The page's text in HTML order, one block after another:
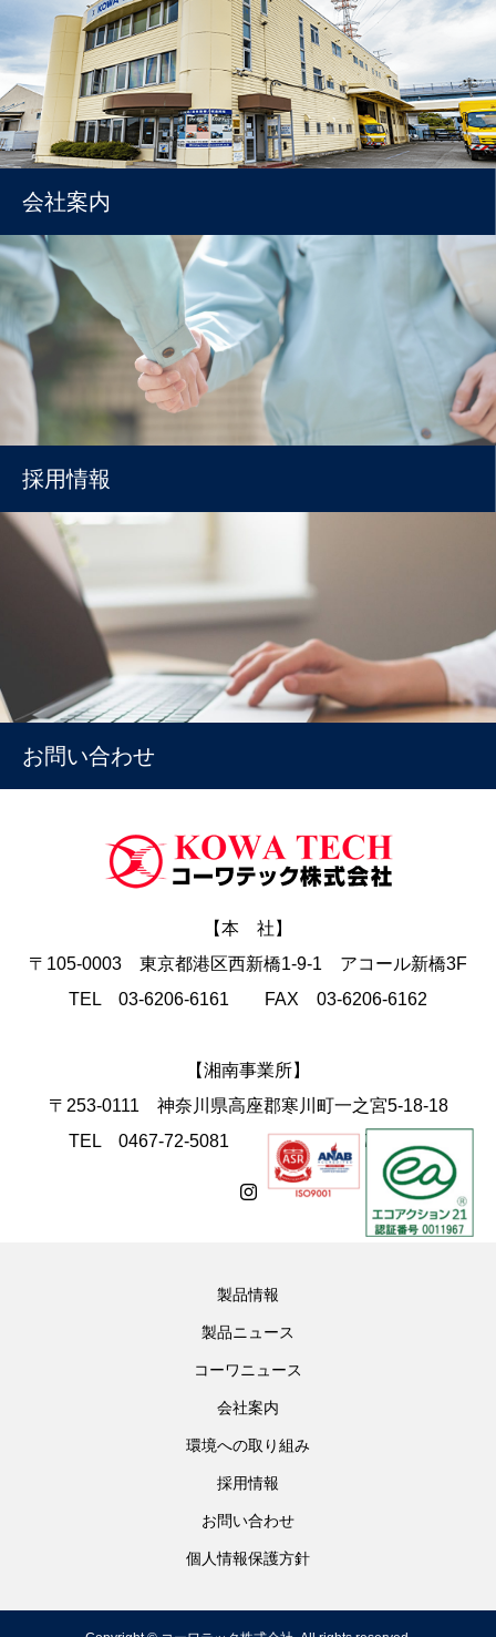
会社案内
採用情報
お問い合わせ
【本 社】
〒105-0003 東京都港区西新橋1-9-1 アコール新橋3F
TEL 03-6206-6161 FAX 03-6206-6162
【湘南事業所】
〒253-0111 神奈川県高座郡寒川町一之宮5-18-18
TEL 0467-72-5081 FAX 0467-74-4168
製品情報
製品ニュース
コーワニュース
会社案内
環境への取り組み
採用情報
お問い合わせ
個人情報保護方針